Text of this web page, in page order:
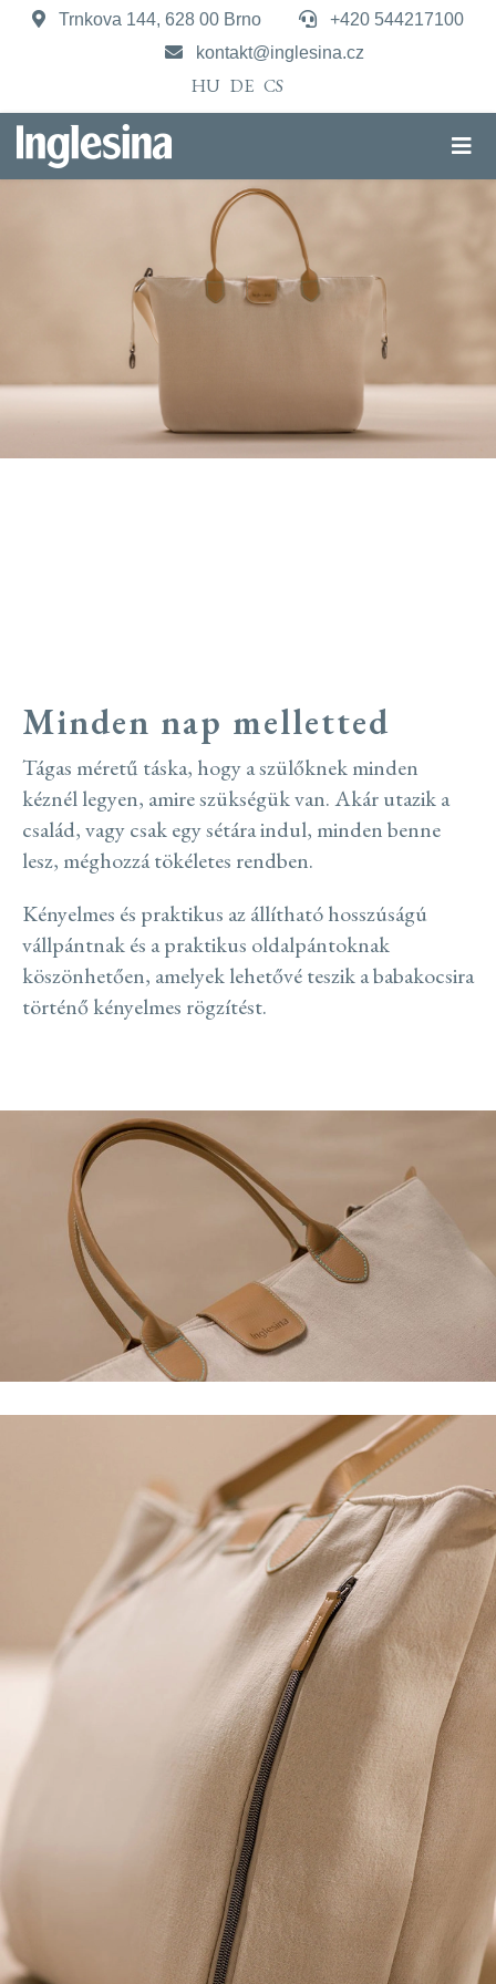
Trnkova 144, 628 00 Brno
+420 544217100
kontakt@inglesina.cz
HU DE CS
Minden nap melletted
Tágas méretű táska, hogy a szülőknek minden
kéznél legyen, amire szükségük van. Akár utazik a
család, vagy csak egy sétára indul, minden benne
lesz, méghozzá tökéletes rendben.
Kényelmes és praktikus az állítható hosszúságú
vállpántnak és a praktikus oldalpántoknak
köszönhetően, amelyek lehetővé teszik a babakocsira
történő kényelmes rögzítést.